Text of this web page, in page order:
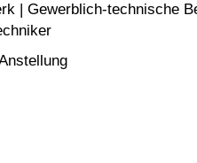
| Gewerblich-technische